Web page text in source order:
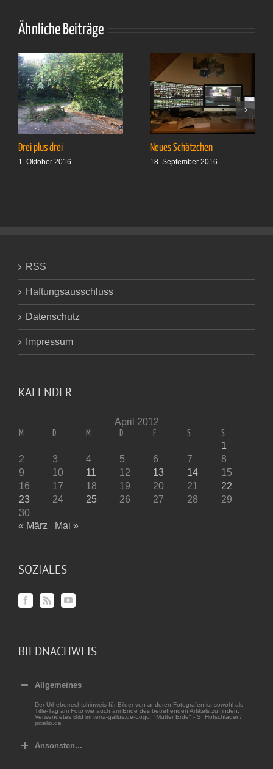
Ähnliche Beiträge
Drei plus drei
1. Oktober 2016
Neues Schätzchen
18. September 2016
RSS
Haftungsausschluss
Datenschutz
Impressum
KALENDER
April 2012
M D M D F S S
1
2
3 4 5 6 7
8
9
10 11 12 13 14
15
16
17 18 19 20 21
22
23
24 25 26 27 28
29
30
« März
Mai »
SOZIALES
BILDNACHWEIS
Allgemeines
Der Urheberrechtshinweis für Bilder von anderen Fotografen ist sowohl als
Title-Tag am Foto wie auch am Ende des betreffenden Artikels zu finden.
Verwendetes Bild im terra-gallus.de-Logo: "Mutter Erde" - S. Hofschläger /
pixelio.de
Ansonsten...